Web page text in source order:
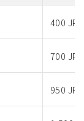
400 JPY
700 JPY
950 JPY